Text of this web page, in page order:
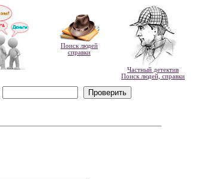
Поиск людей
справки
Частный детектив
Поиск людей, справки